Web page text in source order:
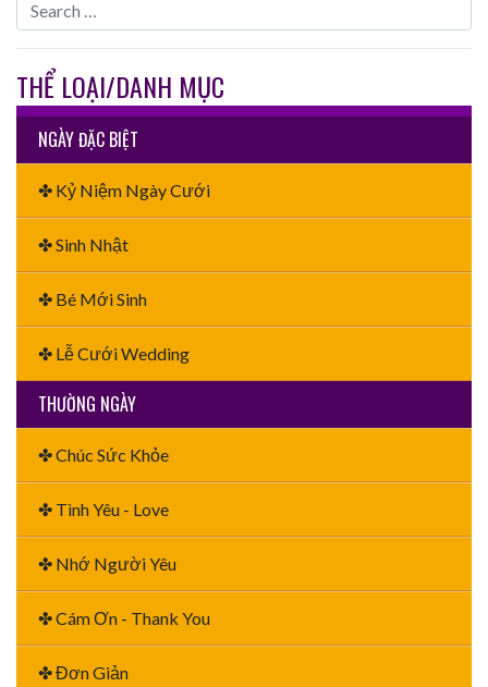
THỂ LOẠI/DANH MỤC
NGÀY ĐẶC BIỆT
✤ Kỷ Niệm Ngày Cưới
✤ Sinh Nhật
✤ Bé Mới Sinh
✤ Lễ Cưới Wedding
THƯỜNG NGÀY
✤ Chúc Sức Khỏe
✤ Tình Yêu - Love
✤ Nhớ Người Yêu
✤ Cám Ơn - Thank You
✤ Đơn Giản